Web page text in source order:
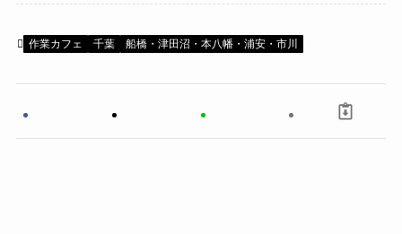
作業カフェ 千葉 船橋・津田沼・本八幡・浦安・市川